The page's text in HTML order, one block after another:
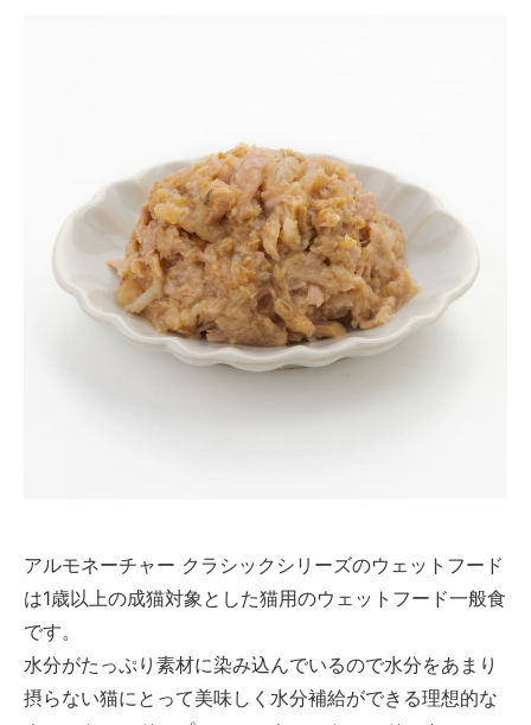
アルモネーチャー クラシックシリーズのウェットフード
は1歳以上の成猫対象とした猫用のウェットフード一般食
です。
水分がたっぷり素材に染み込んでいるので水分をあまり
摂らない猫にとって美味しく水分補給ができる理想的な